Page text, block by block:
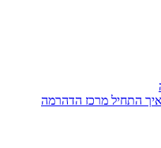
התחיל מרכז הדהרמה